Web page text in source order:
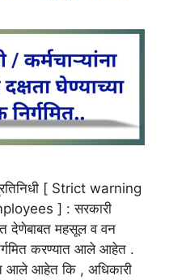
[ Strict warning
] : सरकारी
देणेबाबत महसूल व वन
करण्यात आले आहेत .
आले आहेत कि , अधिकारी